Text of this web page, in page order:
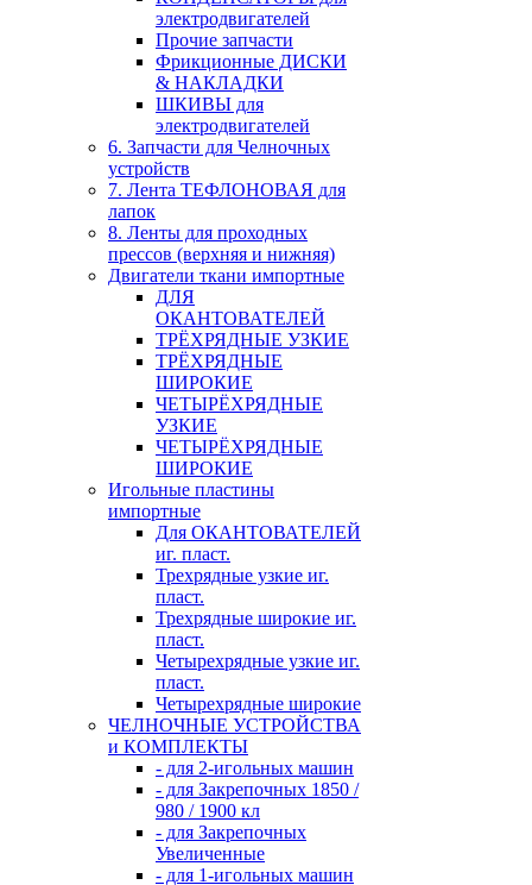
электродвигателей
Прочие запчасти
Фрикционные ДИСКИ
& НАКЛАДКИ
ШКИВЫ для
электродвигателей
6. Запчасти для Челночных
устройств
7. Лента ТЕФЛОНОВАЯ для
лапок
8. Ленты для проходных
прессов (верхняя и нижняя)
Двигатели ткани импортные
ДЛЯ
ОКАНТОВАТЕЛЕЙ
ТРЁХРЯДНЫЕ УЗКИЕ
ТРЁХРЯДНЫЕ
ШИРОКИЕ
ЧЕТЫРЁХРЯДНЫЕ
УЗКИЕ
ЧЕТЫРЁХРЯДНЫЕ
ШИРОКИЕ
Игольные пластины
импортные
Для ОКАНТОВАТЕЛЕЙ
иг. пласт.
Трехрядные узкие иг.
пласт.
Трехрядные широкие иг.
пласт.
Четырехрядные узкие иг.
пласт.
Четырехрядные широкие
ЧЕЛНОЧНЫЕ УСТРОЙСТВА
и КОМПЛЕКТЫ
- для 2-игольных машин
- для Закрепочных 1850 /
980 / 1900 кл
- для Закрепочных
Увеличенные
- для 1-игольных машин